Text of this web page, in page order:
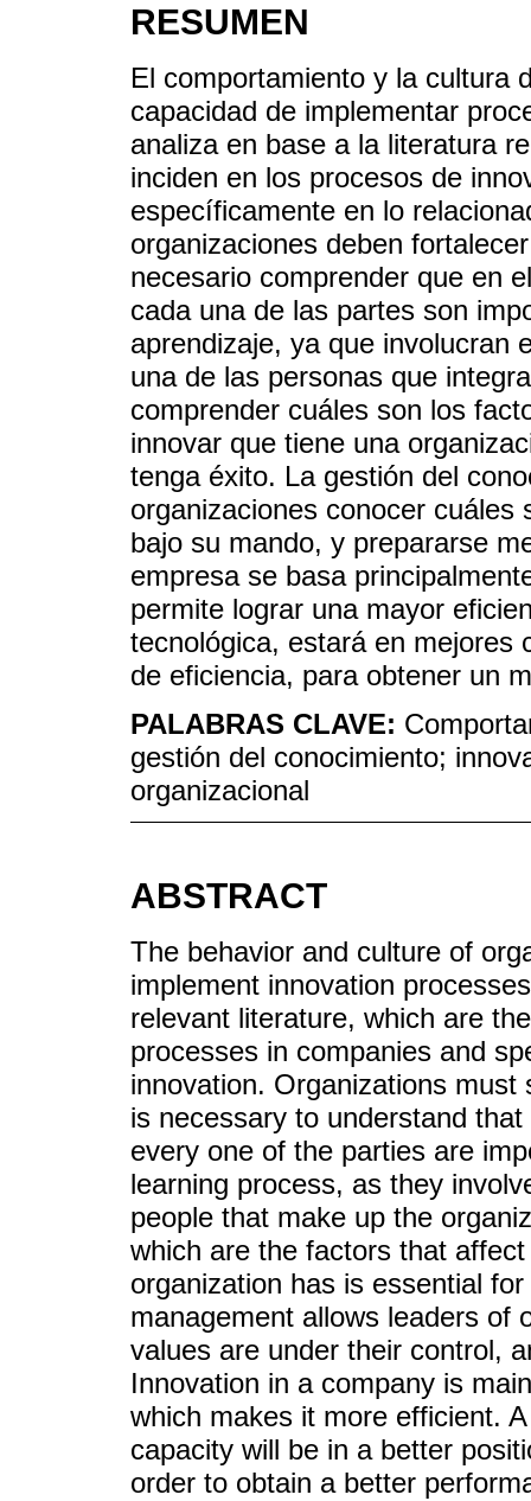
RESUMEN
El comportamiento y la cultura
capacidad de implementar
analiza en base a la literatura
inciden en los procesos de
específicamente en lo
organizaciones deben
necesario comprender que en
cada una de las partes son
aprendizaje, ya que involucran
una de las personas que
comprender cuáles son los
innovar que tiene una
tenga éxito. La gestión del
organizaciones conocer cuáles
bajo su mando, y prepararse
empresa se basa
permite lograr una mayor
tecnológica, estará en mejores
de eficiencia, para obtener un
PALABRAS CLAVE:
gestión del conocimiento;
organizacional
ABSTRACT
The behavior and culture of
implement innovation
relevant literature, which are
processes in companies and
innovation. Organizations
is necessary to understand
every one of the parties are
learning process, as they
people that make up the
which are the factors that
organization has is essential
management allows leaders of
values ​​are under their control,
Innovation in a company is
which makes it more efficient.
capacity will be in a better
order to obtain a better